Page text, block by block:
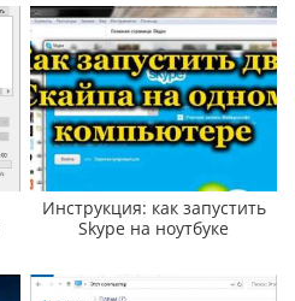
Инструкция: как запустить
Skype на ноутбуке